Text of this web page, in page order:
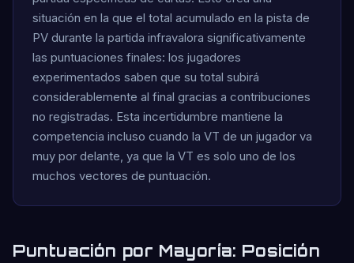
situación en la que el total acumulado en la pista de
PV durante la partida infravalora significativamente
las puntuaciones finales: los jugadores
experimentados saben que su total subirá
considerablemente al final gracias a contribuciones
no registradas. Esta incertidumbre mantiene la
competencia incluso cuando la VT de un jugador va
muy por delante, ya que la VT es solo uno de los
muchos vectores de puntuación.
Puntuación por Mayoría: Posición